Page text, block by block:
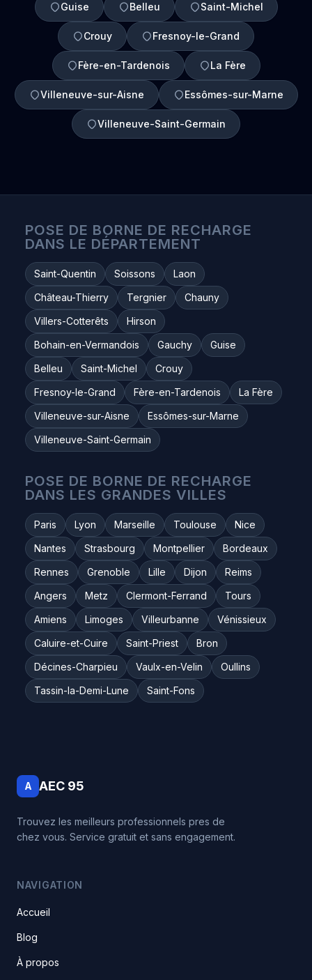
Guise Belleu Saint-Michel
Crouy Fresnoy-le-Grand
Fère-en-Tardenois La Fère
Villeneuve-sur-Aisne Essômes-sur-Marne
Villeneuve-Saint-Germain
POSE DE BORNE DE RECHARGE
DANS LE DÉPARTEMENT
Saint-Quentin Soissons
Laon
Château-Thierry
Tergnier
Chauny
Villers-Cotterêts
Hirson
Bohain-en-Vermandois
Gauchy
Guise
Belleu
Saint-Michel
Crouy
Fresnoy-le-Grand
Fère-en-Tardenois
La Fère
Villeneuve-sur-Aisne
Essômes-sur-Marne
Villeneuve-Saint-Germain
POSE DE BORNE DE RECHARGE
DANS LES GRANDES VILLES
Paris Lyon Marseille Toulouse
Nice
Nantes
Strasbourg Montpellier
Bordeaux
Rennes
Grenoble Lille Dijon
Reims
Angers
Metz Clermont-Ferrand
Tours
Amiens
Limoges Villeurbanne
Vénissieux
Caluire-et-Cuire
Saint-Priest
Bron
Décines-Charpieu
Vaulx-en-Velin
Oullins
Tassin-la-Demi-Lune
Saint-Fons
A AEC 95
Trouvez les meilleurs professionnels pres de
chez vous. Service gratuit et sans engagement.
NAVIGATION
Accueil
Blog
À propos